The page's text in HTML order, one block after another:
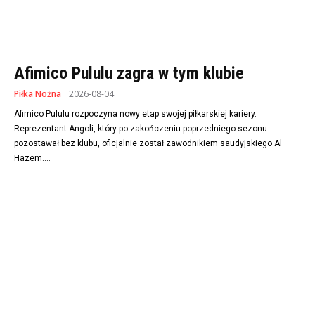
Afimico Pululu zagra w tym klubie
Piłka Nożna 2026-08-04
Afimico Pululu rozpoczyna nowy etap swojej piłkarskiej kariery.
Reprezentant Angoli, który po zakończeniu poprzedniego sezonu
pozostawał bez klubu, oficjalnie został zawodnikiem saudyjskiego Al
Hazem....